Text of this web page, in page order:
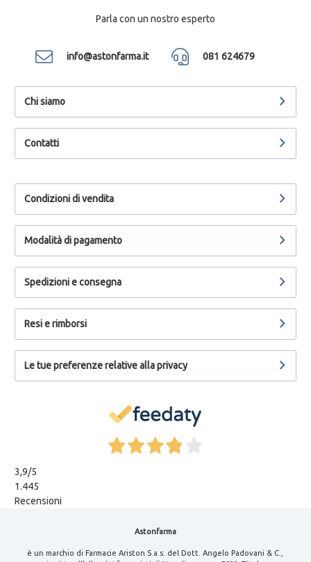
Parla con un nostro esperto
info@astonfarma.it 081 624679
Chi siamo
Contatti
Condizioni di vendita
Modalità di pagamento
Spedizioni e consegna
Resi e rimborsi
Le tue preferenze relative alla privacy
3,9/5
1.445
Recensioni
Astonfarma
è un marchio di Farmacie Ariston S.a.s. del Dott. Angelo Padovani & C.,